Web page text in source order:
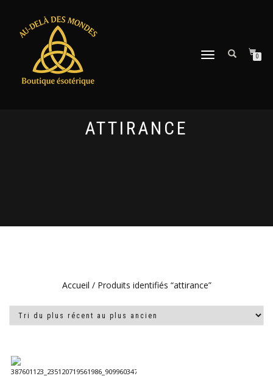
DÉPLIER
0
ATTIRANCE
Accueil / Produits identifiés “attirance”